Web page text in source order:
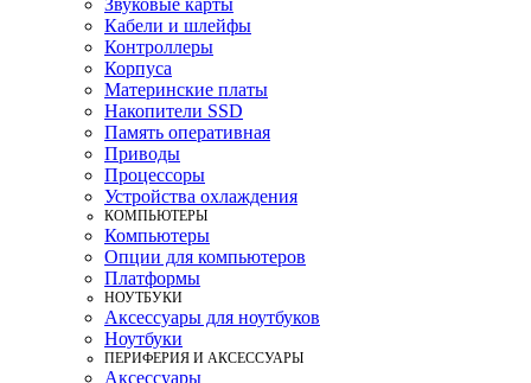
Звуковые карты
Кабели и шлейфы
Контроллеры
Корпуса
Материнские платы
Накопители SSD
Память оперативная
Приводы
Процессоры
Устройства охлаждения
КОМПЬЮТЕРЫ
Компьютеры
Опции для компьютеров
Платформы
НОУТБУКИ
Аксессуары для ноутбуков
Ноутбуки
ПЕРИФЕРИЯ И АКСЕССУАРЫ
Аксессуары